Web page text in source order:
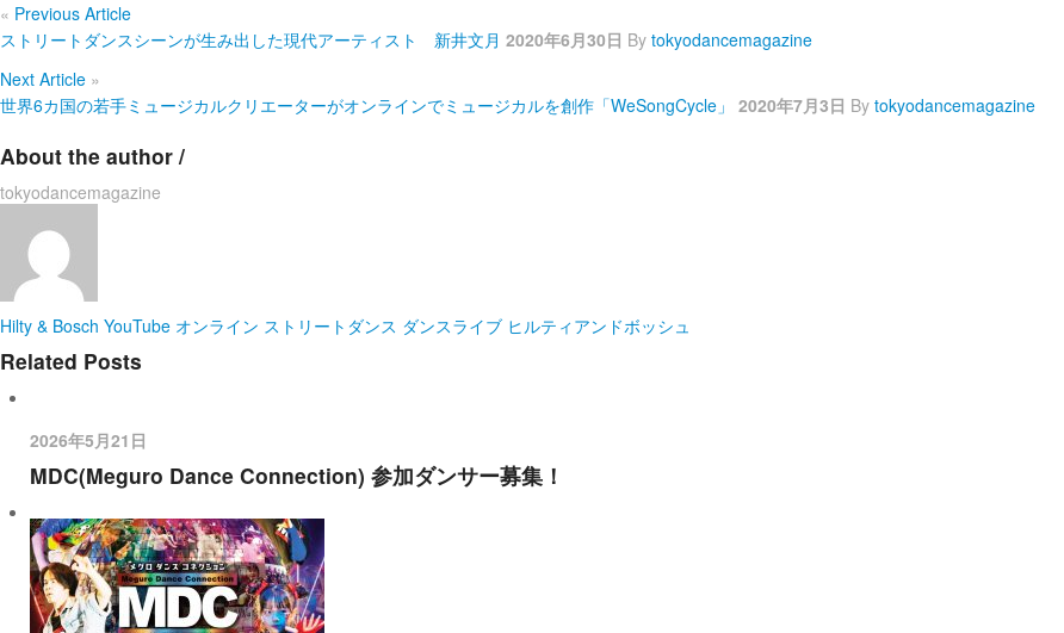
« Previous Article
ストリートダンスシーンが生み出した現代アーティスト 新井文月 2020年6月30日 By tokyodancemagazine
Next Article »
世界6カ国の若手ミュージカルクリエーターがオンラインでミュージカルを創作「WeSongCycle」 2020年7月3日 By tokyodancemagazine
About the author /
tokyodancemagazine
Hilty & Bosch YouTube オンライン ストリートダンス ダンスライブ ヒルティアンドボッシュ
Related Posts
2026年5月21日
MDC(Meguro Dance Connection) 参加ダンサー募集！